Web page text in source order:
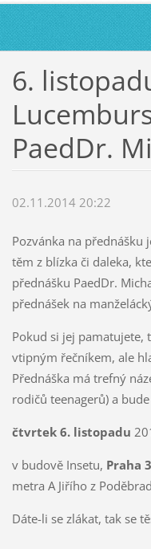
6.
PaedDr.
02.11.2014 20:22
Pozvánka na přednášku
těm z blízka či daleka,
přednášku PaedDr.
přednášek na
Pokud si jej pamatujete,
vtipným řečníkem, ale
Přednáška má trefný
rodičů teenagerů) a
čtvrtek 6. listopadu
v budově Insetu, Praha 3
metra A Jiřího z
Dáte-li se zlákat, tak se